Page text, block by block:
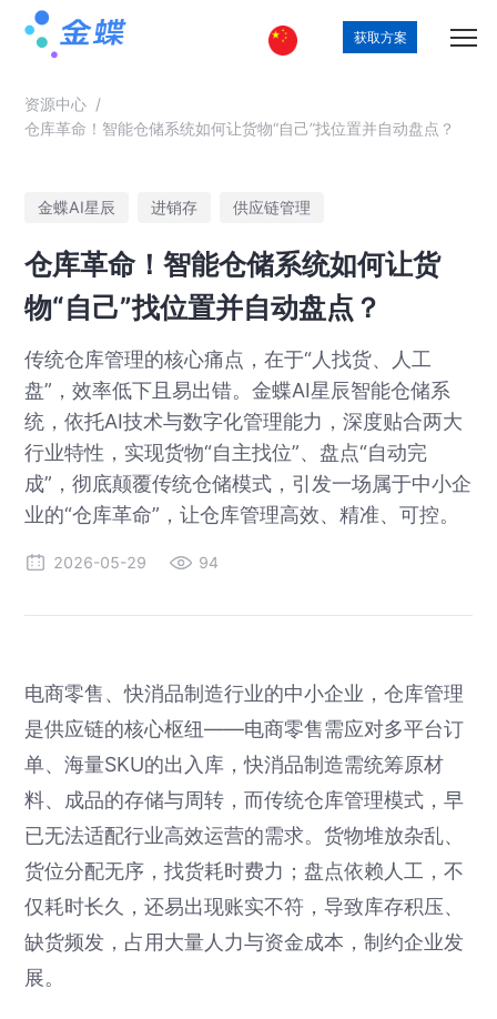
获取方案
资源中心 /
仓库革命！智能仓储系统如何让货物“自己”找位置并自动盘点？
金蝶AI星辰 进销存 供应链管理
仓库革命！智能仓储系统如何让货
物“自己”找位置并自动盘点？
传统仓库管理的核心痛点，在于“人找货、人工
盘”，效率低下且易出错。金蝶AI星辰智能仓储系
统，依托AI技术与数字化管理能力，深度贴合两大
行业特性，实现货物“自主找位”、盘点“自动完
成”，彻底颠覆传统仓储模式，引发一场属于中小企
业的“仓库革命”，让仓库管理高效、精准、可控。
2026-05-29 94
电商零售、快消品制造行业的中小企业，仓库管理
是供应链的核心枢纽——电商零售需应对多平台订
单、海量SKU的出入库，快消品制造需统筹原材
料、成品的存储与周转，而传统仓库管理模式，早
已无法适配行业高效运营的需求。货物堆放杂乱、
货位分配无序，找货耗时费力；盘点依赖人工，不
仅耗时长久，还易出现账实不符，导致库存积压、
缺货频发，占用大量人力与资金成本，制约企业发
展。